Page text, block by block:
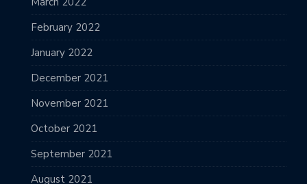
February 2022
January 2022
December 2021
November 2021
October 2021
September 2021
August 2021